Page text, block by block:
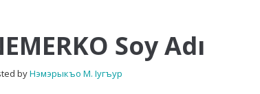
Soy Adı
byНэмэрыкъо М. Iугъур